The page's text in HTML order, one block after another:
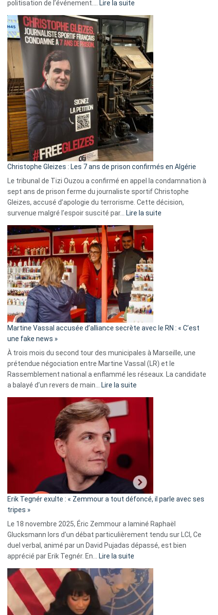
politisation de l’événement.… Lire la suite
Eurovision
2026
:
Pays-
Bas,
Espagne,
Irlande
et
Slovénie
rejettent
la
présence
d’Israël
Christophe Gleizes : Les 7 ans de prison confirmés en Algérie
Le tribunal de Tizi Ouzou a confirmé en appel la condamnation à
sept ans de prison ferme du journaliste sportif Christophe
Gleizes, accusé d’apologie du terrorisme. Cette décision,
survenue malgré l’espoir suscité par… Lire la suite
Algérie
Martine Vassal accusée d’alliance secrète avec le RN : « C’est
une fake news »
À trois mois du second tour des municipales à Marseille, une
prétendue négociation entre Martine Vassal (LR) et le
Rassemblement national a enflammé les réseaux. La candidate
a balayé d’un revers de main… Lire la suite
d’alliance
secrète
«
C’est
fake
news
»
Erik Tegnér exulte : « Zemmour a tout défoncé, il parle avec ses
tripes »
Le 18 novembre 2025, Éric Zemmour a laminé Raphaël
Glucksmann lors d’un débat particulièrement tendu sur LCI, Ce
duel verbal, animé par un David Pujadas dépassé, est bien
apprécié par Erik Tegnér. En… Lire la suite
Tegnér
exulte
« Zemmour